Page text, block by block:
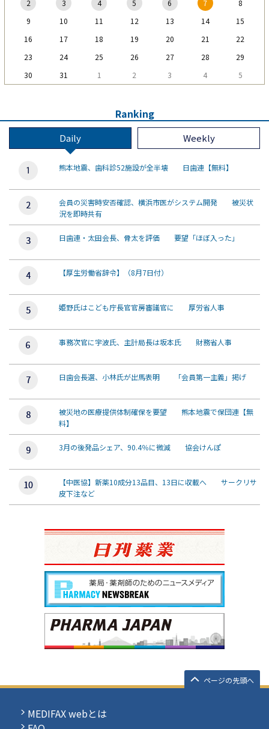
2
3 4 5 6 7
8
9
10 11 12 13 14
15
16
17 18 19 20 21
22
23
24 25 26 27 28
29
30
31 1 2 3 4 5
Ranking
Daily Weekly
熊本地震、歯科診52施設が全半壊 日歯連【無料】
会員の災害時安否確認、横浜市医がシステム開発 被災状
況を即時共有
日歯連・太田会長、骨太を評価 要望「ほぼ入った」
【厚生労働省辞令】（8月7日付）
姫野氏はこども庁長官官房審議官に 厚労省人事
事務次官に宇波氏、主計局長は坂本氏 財務省人事
日歯会長選、小林氏が出馬表明 「会員第一主義」掲げ
被災地の医療提供体制確保を要望 熊本地震で保団連【無
料】
3月の後発品シェア、90.4％に微減 協会けんぽ
【中医協】新薬10成分13品目、13日に収載へ サークリサ
皮下注など
ページの先頭へ
MEDIFAX webとは